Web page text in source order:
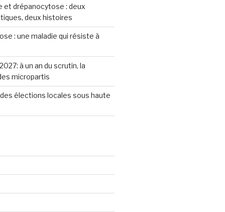
et drépanocytose : deux
deux histoires
: une maladie qui résiste à
à un an du scrutin, la
micropartis
des élections locales sous haute